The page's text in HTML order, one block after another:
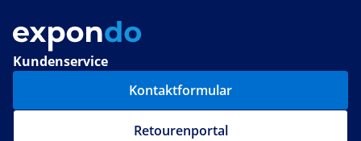
Kundenservice
Kontaktformular
Retourenportal